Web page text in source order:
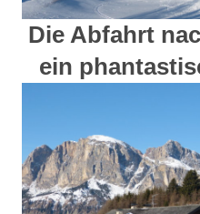
Die Abfahrt
ein